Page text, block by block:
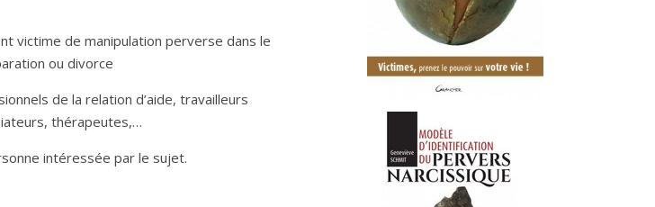
victime de manipulation perverse dans le
ou divorce
de la relation d’aide, travailleurs
thérapeutes,…
intéressée par le sujet.